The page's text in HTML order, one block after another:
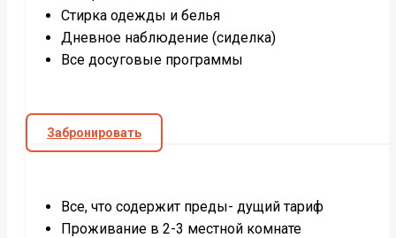
Стирка одежды и белья
Дневное наблюдение (сиделка)
Все досуговые программы
Забронировать
Все, что содержит преды- дущий тариф
Проживание в 2-3 местной комнате